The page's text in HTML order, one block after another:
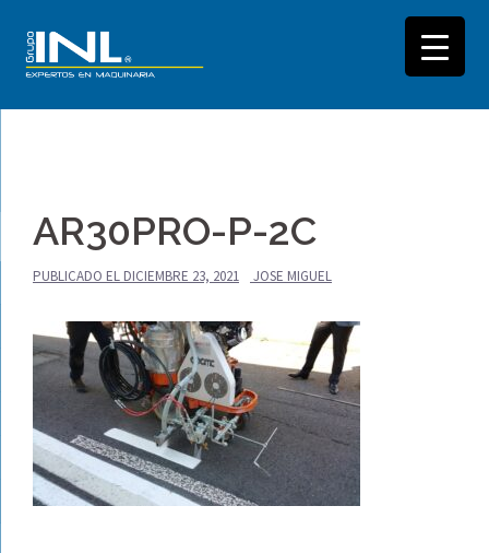
contenido
AR30PRO-P-2C
PUBLICADO EL DICIEMBRE 23, 2021 JOSE MIGUEL